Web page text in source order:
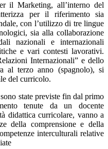
il Marketing, all’interno del
per il riferimento sia
con l’utilizzo di tre lingue
sia alla collaborazione
nazionali e internazionali
e vari contesti lavorativi.
Internazionali” e dello
al terzo anno (spagnolo), si
del curricolo.
state previste fin dal primo
tenute da un docente
didattica curricolare, vanno a
della comprensione e della
interculturali relative